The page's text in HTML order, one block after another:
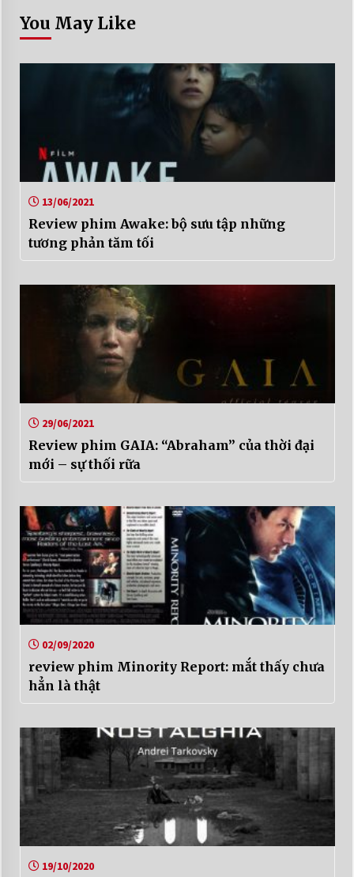
You May Like
13/06/2021
Review phim Awake: bộ sưu tập những
tương phản tăm tối
29/06/2021
Review phim GAIA: “Abraham” của thời đại
mới – sự thối rữa
02/09/2020
review phim Minority Report: mắt thấy chưa
hẳn là thật
19/10/2020